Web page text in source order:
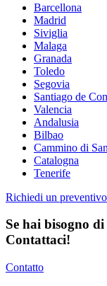
Barcellona
Madrid
Siviglia
Malaga
Granada
Toledo
Segovia
Santiago de
Valencia
Andalusia
Bilbao
Cammino di
Catalogna
Tenerife
Richiedi un preventivo
Se hai bisogno
Contattaci!
Contatto